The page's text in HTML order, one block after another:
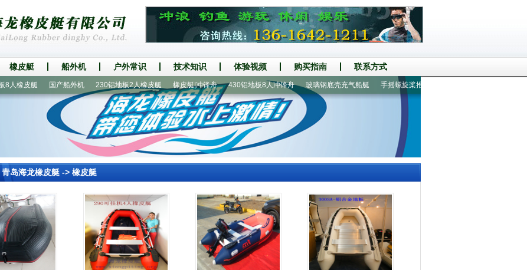
橡皮艇 船外机 户外常识 技术知识 体验视频 购买指南 联系方式
橡皮艇 国产船外机 230铝地板2人橡皮艇 橡皮艇|冲锋舟 430铝地板8人冲锋舟 玻璃钢底壳充气船艇 手摇螺旋桨推进器
青岛海龙橡皮艇-> 橡皮艇